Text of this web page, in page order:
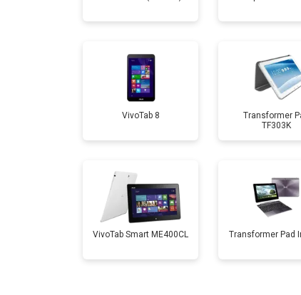
Замена Wi-Fi
Замена материнской платы
VivoTab 8
Transformer
TF303K
VivoTab Smart ME400CL Transformer Pad